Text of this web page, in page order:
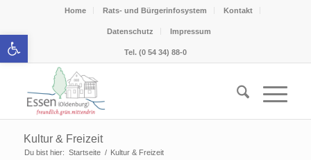
Werkzeugleiste öffnen
Home Rats- und Bürgerinfosystem Kontakt
Datenschutz Impressum
Tel. (0 54 34) 88-0
Kultur & Freizeit
Du bist hier: Startseite / Kultur & Freizeit